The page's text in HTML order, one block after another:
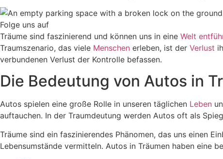
Folge uns auf
Träume sind faszinierend und können uns in eine Welt
Traumszenario, das viele Menschen erleben, ist der Verlust
verbundenen Verlust der Kontrolle befassen.
Die Bedeutung von Autos in
Autos spielen eine große Rolle in unseren täglichen Leben
auftauchen. In der Traumdeutung werden Autos oft als
Träume sind ein faszinierendes Phänomen, das uns einen
Lebensumstände vermitteln. Autos in Träumen haben eine